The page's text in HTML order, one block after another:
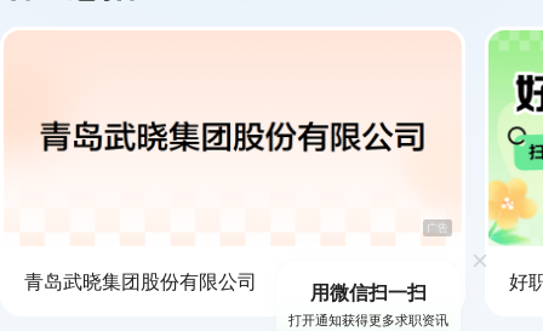
广告
青岛武晓集团股份有限公司 好
用微信扫一扫
打开通知获得更多求职资讯